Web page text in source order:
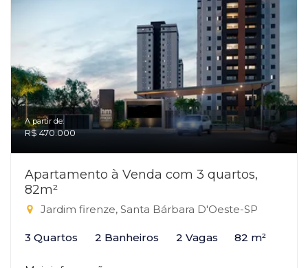
A partir de:
R$ 470.000
Apartamento à Venda com 3 quartos,
82m²
Jardim firenze, Santa Bárbara D'Oeste-SP
3 Quartos 2 Banheiros 2 Vagas 82 m²